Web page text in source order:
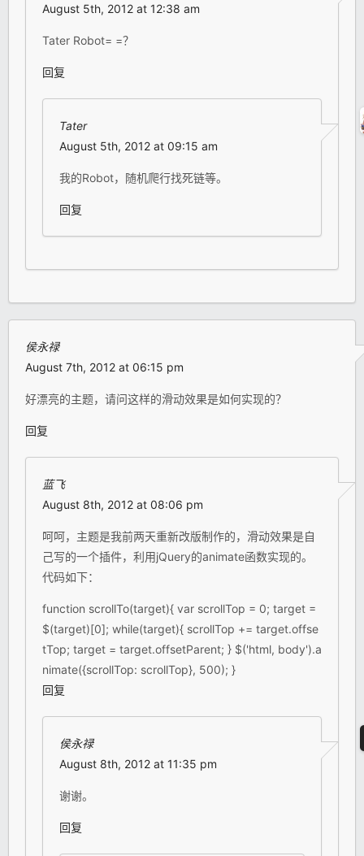
August 5th, 2012 at 12:38 am
Tater Robot= =？
回复
Tater
August 5th, 2012 at 09:15 am
我的Robot，随机爬行找死链等。
回复
侯永禄
August 7th, 2012 at 06:15 pm
好漂亮的主题，请问这样的滑动效果是如何实现的？
回复
蓝飞
August 8th, 2012 at 08:06 pm
呵呵，主题是我前两天重新改版制作的，滑动效果是自
己写的一个插件，利用jQuery的animate函数实现的。
代码如下：
function scrollTo(target){ var scrollTop = 0; target =
$(target)[0]; while(target){ scrollTop += target.offse
tTop; target = target.offsetParent; } $('html, body').a
nimate({scrollTop: scrollTop}, 500); }
回复
侯永禄
August 8th, 2012 at 11:35 pm
谢谢。
回复